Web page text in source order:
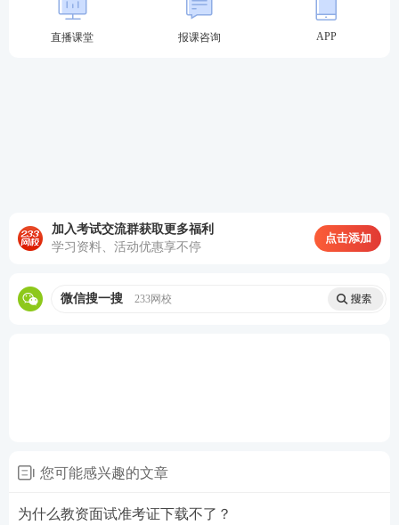
教资面试准考证用A4纸质打印即可。
教资面试赴考清单：
1、身份证、准考证（二者缺一不可）
2023上半年教资面试真题及答案解析>>
直播课堂 报课咨询 APP
加入考试交流群获取更多福利
学习资料、活动优惠享不停
点击添加
微信搜一搜 233网校
您可能感兴趣的文章
为什么教资面试准考证下载不了？